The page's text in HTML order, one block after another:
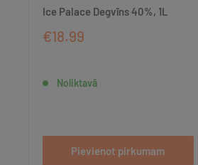
Ice Palace Degvīns 40%, 1L
€18.99
Noliktavā
Pievienot pirkumam